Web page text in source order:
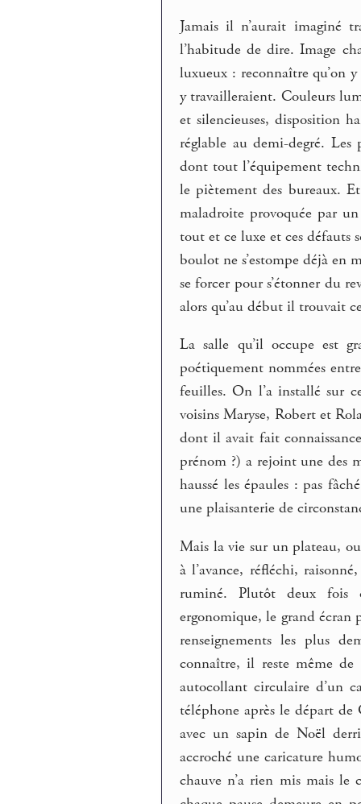
Jamais il n’aurait imaginé
l’habitude de dire. Image
luxueux : reconnaître qu’on
y travailleraient. Couleurs
et silencieuses, disposition
réglable au demi-degré. Les
dont tout l’équipement
le piètement des bureaux.
maladroite provoquée par
tout et ce luxe et ces défauts
boulot ne s’estompe déjà en
se forcer pour s’étonner du
alors qu’au début il trouvait
La salle qu’il occupe est
poétiquement nommées
feuilles. On l’a installé sur
voisins Maryse, Robert et
dont il avait fait
prénom ?) a rejoint une des
haussé les épaules : pas
une plaisanterie de
Mais la vie sur un plateau,
à l’avance, réfléchi,
ruminé. Plutôt deux fois
ergonomique, le grand écran
renseignements les plus
connaître, il reste même
autocollant circulaire d’un
téléphone après le départ de
avec un sapin de Noël
accroché une caricature
chauve n’a rien mis mais